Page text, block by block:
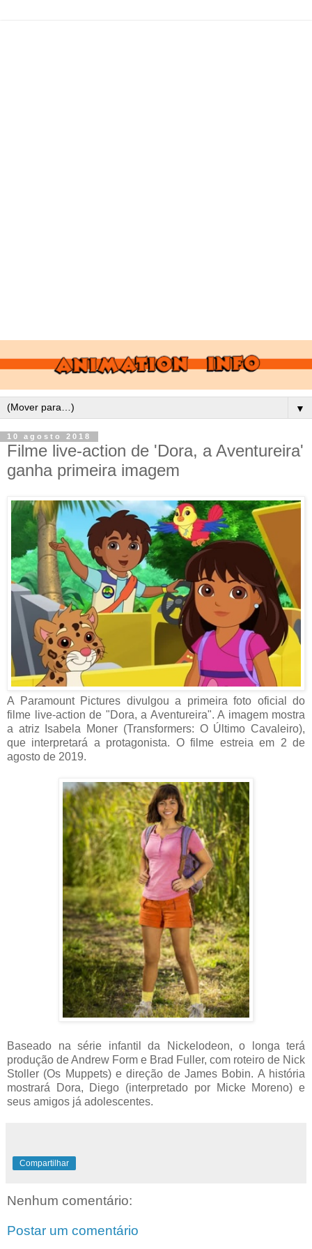
▼
10 agosto 2018
Filme live-action de 'Dora, a Aventureira'
ganha primeira imagem
A Paramount Pictures divulgou a primeira foto oficial do
filme live-action de "Dora, a Aventureira". A imagem mostra
a atriz Isabela Moner (Transformers: O Último Cavaleiro),
que interpretará a protagonista. O filme estreia em 2 de
agosto de 2019.
Baseado na série infantil da Nickelodeon, o longa terá
produção de Andrew Form e Brad Fuller, com roteiro de Nick
Stoller (Os Muppets) e direção de James Bobin. A história
mostrará Dora, Diego (interpretado por Micke Moreno) e
seus amigos já adolescentes.
Compartilhar
Nenhum comentário:
Postar um comentário